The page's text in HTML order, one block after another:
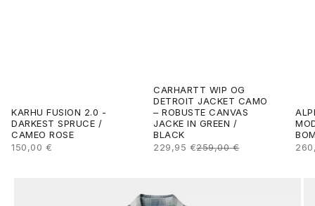
KARHU FUSION 2.0 -
DARKEST SPRUCE /
CAMEO ROSE
ANGEBOT
150,00 €
CARHARTT WIP OG
DETROIT JACKET CAMO
– ROBUSTE CANVAS
JACKE IN GREEN /
BLACK
ANGEBOT
229,95 €REGULÄRER PREIS
259,00 €